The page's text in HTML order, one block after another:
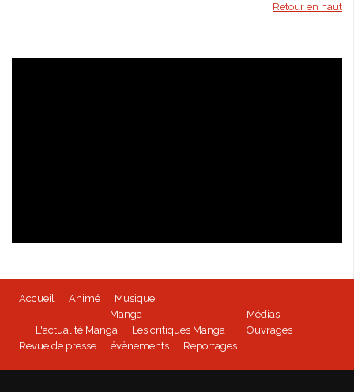
Retour en haut
BEYBLADE BURST - Tome 1 disponible
Accueil Animé
Musique
Manga
L'actualité Manga
Les critiques Manga
Médias
Ouvrages
Revue de presse
évènements Reportages